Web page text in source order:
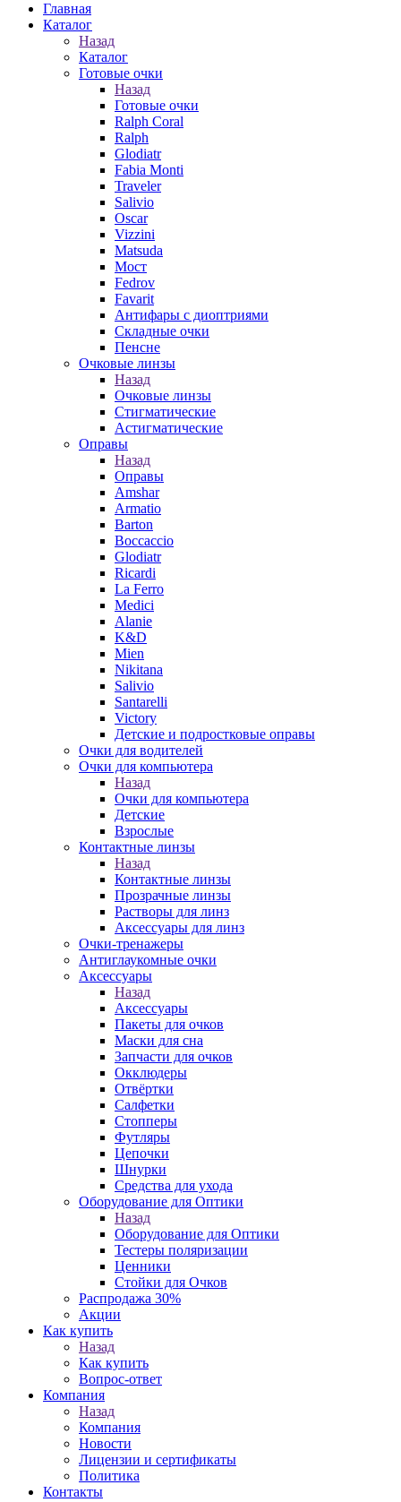
Главная
Каталог
Назад
Каталог
Готовые очки
Назад
Готовые очки
Ralph Coral
Ralph
Glodiatr
Fabia Monti
Traveler
Salivio
Oscar
Vizzini
Matsuda
Мост
Fedrov
Favarit
Антифары с диоптриями
Складные очки
Пенсне
Очковые линзы
Назад
Очковые линзы
Стигматические
Астигматические
Оправы
Назад
Оправы
Amshar
Armatio
Barton
Boccaccio
Glodiatr
Ricardi
La Ferro
Medici
Alanie
K&D
Mien
Nikitana
Salivio
Santarelli
Victory
Детские и подростковые оправы
Очки для водителей
Очки для компьютера
Назад
Очки для компьютера
Детские
Взрослые
Контактные линзы
Назад
Контактные линзы
Прозрачные линзы
Растворы для линз
Аксессуары для линз
Очки-тренажеры
Антиглаукомные очки
Аксессуары
Назад
Аксессуары
Пакеты для очков
Маски для сна
Запчасти для очков
Окклюдеры
Отвёртки
Салфетки
Стопперы
Футляры
Цепочки
Шнурки
Средства для ухода
Оборудование для Оптики
Назад
Оборудование для Оптики
Тестеры поляризации
Ценники
Стойки для Очков
Распродажа 30%
Акции
Как купить
Назад
Как купить
Вопрос-ответ
Компания
Назад
Компания
Новости
Лицензии и сертификаты
Политика
Контакты